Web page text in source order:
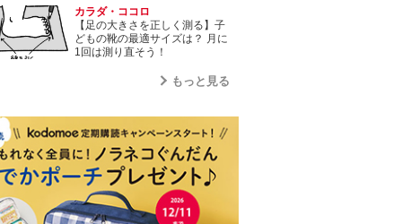
カラダ・ココロ
【足の大きさを正しく測る】子
どもの靴の最適サイズは？ 月に
1回は測り直そう！
もっと見る